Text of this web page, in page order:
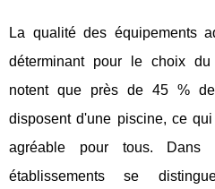
La qualité des équipements
déterminant pour le choix
notent que près de 45 %
disposent d'une piscine, ce
agréable pour tous. Dans
établissements se